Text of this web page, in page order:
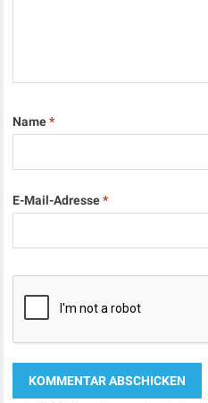
Name*
E-Mail-Adresse*